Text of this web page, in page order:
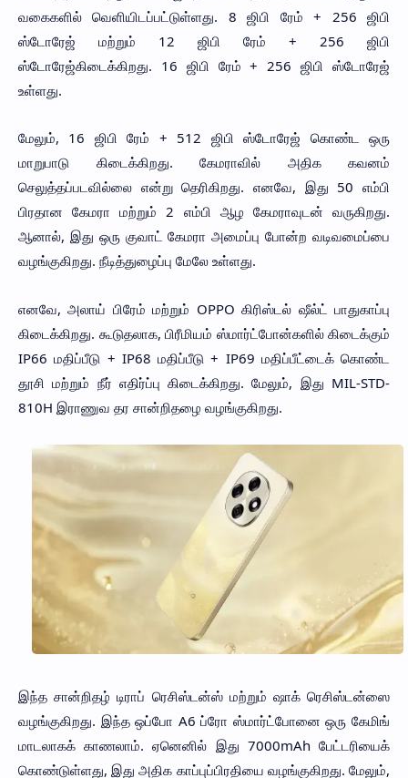
வகைகளில் வெளியிடப்பட்டுள்ளது. 8 ஜிபி ரேம் + 256 ஜிபி
ஸ்டோரேஜ் மற்றும் 12 ஜிபி ரேம் + 256 ஜிபி
ஸ்டோரேஜ்கிடைக்கிறது. 16 ஜிபி ரேம் + 256 ஜிபி ஸ்டோரேஜ்
உள்ளது.
மேலும், 16 ஜிபி ரேம் + 512 ஜிபி ஸ்டோரேஜ் கொண்ட ஒரு
மாறுபாடு கிடைக்கிறது. கேமராவில் அதிக கவனம்
செலுத்தப்படவில்லை என்று தெரிகிறது. எனவே, இது 50 எம்பி
பிரதான கேமரா மற்றும் 2 எம்பி ஆழ கேமராவுடன் வருகிறது.
ஆனால், இது ஒரு குவாட் கேமரா அமைப்பு போன்ற வடிவமைப்பை
வழங்குகிறது. நீடித்துழைப்பு மேலே உள்ளது.
எனவே, அலாய் பிரேம் மற்றும் OPPO கிரிஸ்டல் ஷீல்ட் பாதுகாப்பு
கிடைக்கிறது. கூடுதலாக, பிரீமியம் ஸ்மார்ட்போன்களில் கிடைக்கும்
IP66 மதிப்பீடு + IP68 மதிப்பீடு + IP69 மதிப்பீட்டைக் கொண்ட
தூசி மற்றும் நீர் எதிர்ப்பு கிடைக்கிறது. மேலும், இது MIL-STD-
810H இராணுவ தர சான்றிதழை வழங்குகிறது.
இந்த சான்றிதழ் டிராப் ரெசிஸ்டன்ஸ் மற்றும் ஷாக் ரெசிஸ்டன்ஸை
வழங்குகிறது. இந்த ஒப்போ A6 ப்ரோ ஸ்மார்ட்போனை ஒரு கேமிங்
மாடலாகக் காணலாம். ஏனெனில் இது 7000mAh பேட்டரியைக்
கொண்டுள்ளது, இது அதிக காப்புப்பிரதியை வழங்குகிறது. மேலும்,